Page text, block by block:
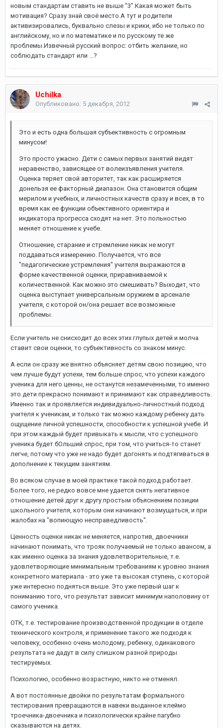
новым стандартам ставить не выше "3".Какая может быть
мотивация? Сразу знай своё место.А тут и родители
активизировались, буквально слезы и крики, ибо не только по
английскому, но и по математике и по русскому те же
проблемы.Извечный русский вопрос: отбить желание, но
соблюдать стандарт или ...?
Uchilka
Опубликовано: 5 декабря, 2012
Это и есть одна большая субъективность с огромным
минусом!
Это просто ужасно. Дети с самых первых занятий видят
неравенство, зависящее от волеизъявления учителя.
Оценка теряет свой авторитет, так как расширяется
донельзя ее факторный диапазон. Она становится общим
мерилом и учебных, и личностных качеств сразу и всех, в то
время как ее функции объективного ориентира и
индикатора прогресса сходят на нет. Это польностью
меняет отношение к учебе.
Отношение, старание и стремление никак не могут
поддаваться измерению. Получается, что все
"педагогические устремления" учителя выражаются в
форме качественной оценки, приравниваемой к
количественной. Как можно это смешивать? Выходит, что
оценка выступает универсальным оружием в арсенале
учителя, с которой он/она решает все возможные
проблемы.
Если учитель не снисходит до всех этих глупых детей и молча
ставит свои оценки, то субъективность со знаком минус.
А если он сразу же внятно объясняет детям свою позицию, что
чем лучше будут успехи, тем больше спрос, что успехи каждого
ученика для него ценны, не останутся незамеченными, то именно
это дети прекрасно понимают и принимают как справедливость.
Именно так и проявляется индивидуально-личностный подход
учителя к ученикам, и только так можно каждому ребенку дать
ощущение личной успешности, способности к успешной учебе. И
при этом каждый будет привыкать к мысли, что с успешного
ученика будет бОльший спрос, при том, что учиться-то станет
легче, потому что уже не надо будет догонять и подтягиваться в
дополнение к текущим занятиям.
Во всяком случае в моей практике такой подход работает.
Более того, не редко вовсе мне удается снять негативное
отношение детей друг к другу простым объяснением позиции
школьного учителя, которым они начинают возмущаться, и при
жалобах на "вопиющую несправедливость".
Ценность оценки никак не меняется, напротив, двоечники
начинают понимать, что трояк получаемый не только авансом, а
как именно оценка за знания удовлетворительные, т.е.
удовлетворяющие минимальным требованиям к уровню знания
конкретного материала - это уже та высокая ступень, с которой
уже интересно подняться выше. Это уже первый шаг к
пониманию того, что результат зависит минимум наполовину от
самого ученика.
ОТК, т.е. тестирование производственной продукции в отделе
технического контроля, и применение такого же подходя к
человеку, особенно очень молодому, ребенку, одинакового
результата не дадут в силу слишком разной природы
тестируемых.
Психологию, особенно возрастную, никто не отменял.
А вот постоянные двойки по результатам формального
тестирования превращаются в навеки выданное клеймо
троечника-двоечника и психологически крайне пагубно
сказываются на детях.